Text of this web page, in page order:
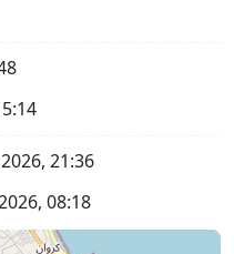
21:36
08:18